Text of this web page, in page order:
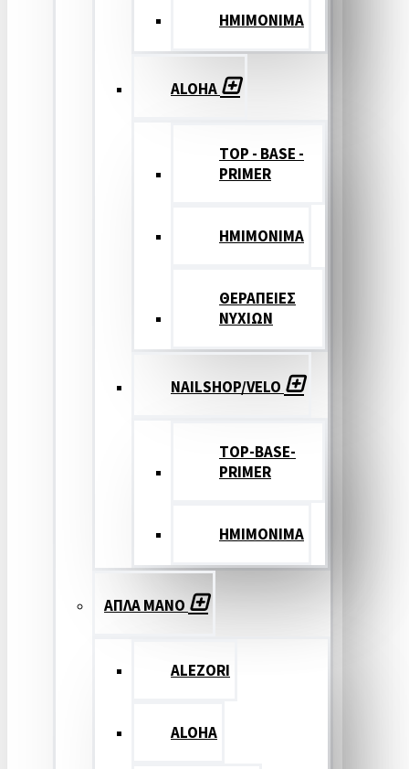
ΗΜΙΜΟΝΙΜΑ
ALOHA
TOP - BASE -
PRIMER
ΗΜΙΜΟΝΙΜΑ
ΘΕΡΑΠΕΙΕΣ
ΝΥΧΙΩΝ
NAILSHOP/VELO
TOP-BASE-
PRIMER
ΗΜΙΜΟΝΙΜΑ
ΑΠΛΑ ΜΑΝΟ
ALEZORI
ALOHA